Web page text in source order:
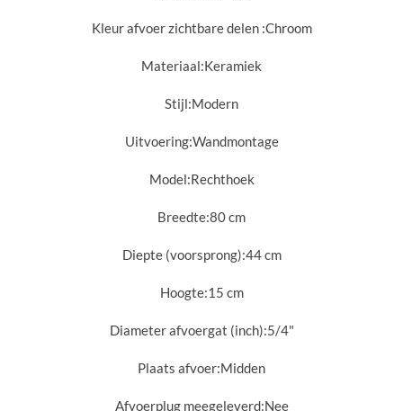
Kleur afvoer zichtbare delen :Chroom
Materiaal:Keramiek
Stijl:Modern
Uitvoering:Wandmontage
Model:Rechthoek
Breedte:80 cm
Diepte (voorsprong):44 cm
Hoogte:15 cm
Diameter afvoergat (inch):5/4"
Plaats afvoer:Midden
Afvoerplug meegeleverd:Nee